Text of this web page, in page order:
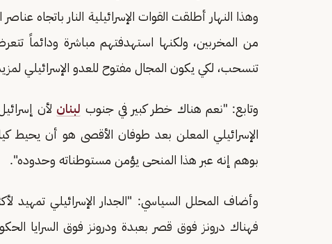
وهذا النهار أطلقت القوات الإسرائيلية النار باتجاه
من المخربين، ولكنها استهدفتهم مباشرة ودائماً
تنسحب، لكي يكون المجال مفتوح للعدو الإسرائيلي
وتابع: "نعم هناك خطر كبير في جنوب لبنان لأن
الإسرائيلي المعلن بعد طوفان الأقصى هو أن يحيط
بوهم إنه عبر هذا المنحى يؤمن مستوطناته وحدوده".
وأضاف المحلل السياسي: "الجدار الإسرائيلي تمهيد
فهناك درونز فوق قصر بعبدة ودرونز فوق السرايا